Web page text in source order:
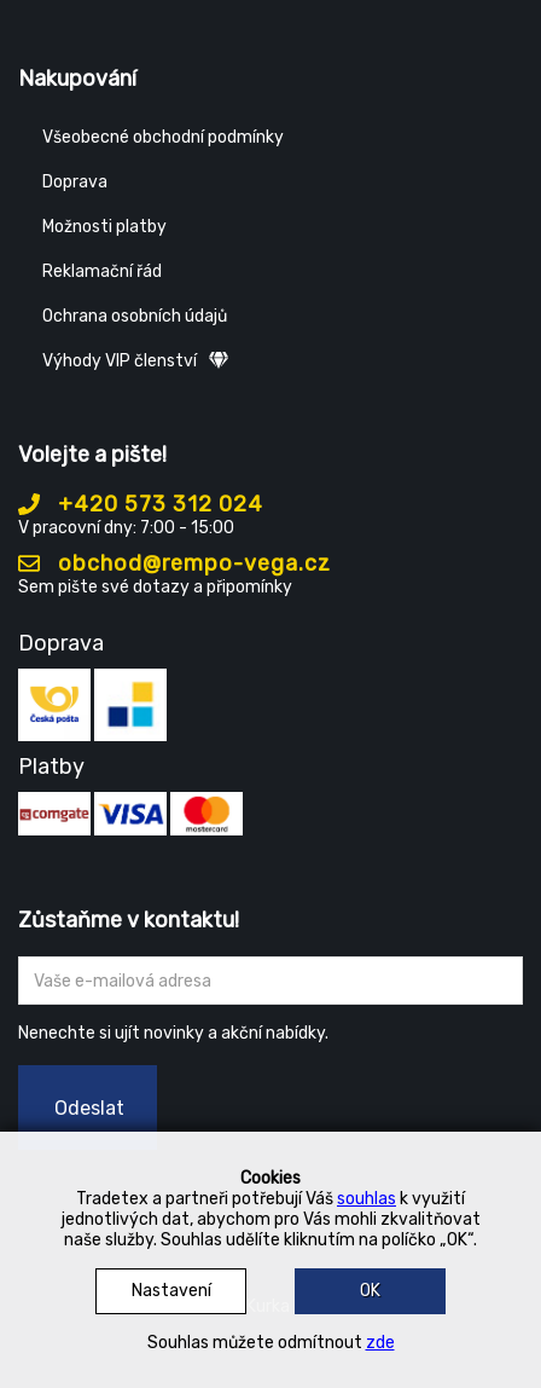
Cookies
Tradetex a partneři potřebují Vášsouhlas k využití
jednotlivých dat, abychom pro Vás mohli zkvalitňovat
naše služby. Souhlas udělíte kliknutím na políčko „OK“.
Nastavení OK
Souhlas můžete odmítnout zde
Nakupování
Všeobecné obchodní podmínky
Doprava
Možnosti platby
Reklamační řád
Ochrana osobních údajů
Výhody VIP členství
Volejte a pište!
+420 573 312 024
V pracovní dny: 7:00 - 15:00
obchod@rempo-vega.cz
Sem pište své dotazy a připomínky
Doprava
Platby
Zůstaňme v kontaktu!
Nenechte si ujít novinky a akční nabídky.
Odeslat